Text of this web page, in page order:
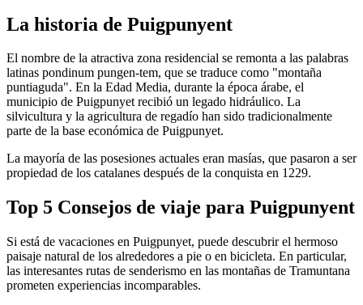
La historia de Puigpunyent
El nombre de la atractiva zona residencial se remonta a las palabras
latinas pondinum pungen-tem, que se traduce como "montaña
puntiaguda". En la Edad Media, durante la época árabe, el
municipio de Puigpunyet recibió un legado hidráulico. La
silvicultura y la agricultura de regadío han sido tradicionalmente
parte de la base económica de Puigpunyet.
La mayoría de las posesiones actuales eran masías, que pasaron a ser
propiedad de los catalanes después de la conquista en 1229.
Top 5 Consejos de viaje para Puigpunyent
Si está de vacaciones en Puigpunyet, puede descubrir el hermoso
paisaje natural de los alrededores a pie o en bicicleta. En particular,
las interesantes rutas de senderismo en las montañas de Tramuntana
prometen experiencias incomparables.